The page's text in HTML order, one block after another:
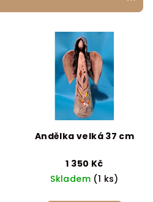
Andělka velká 37 cm
1 350 Kč
Skladem (1 ks)